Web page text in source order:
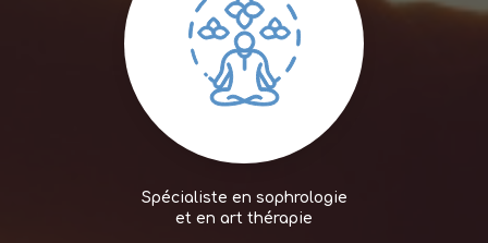
Spécialiste en sophrologie
et en art thérapie